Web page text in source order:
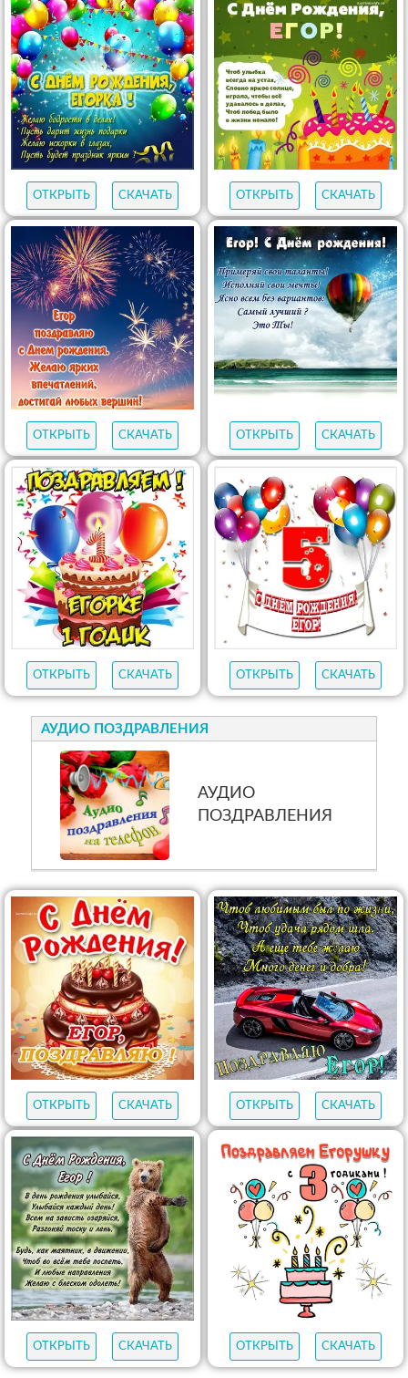
ОТКРЫТЬ СКАЧАТЬ ОТКРЫТЬ СКАЧАТЬ
ОТКРЫТЬ СКАЧАТЬ ОТКРЫТЬ СКАЧАТЬ
ОТКРЫТЬ СКАЧАТЬ ОТКРЫТЬ СКАЧАТЬ
АУДИО ПОЗДРАВЛЕНИЯ
АУДИО
ПОЗДРАВЛЕНИЯ
ОТКРЫТЬ СКАЧАТЬ ОТКРЫТЬ СКАЧАТЬ
ОТКРЫТЬ СКАЧАТЬ ОТКРЫТЬ СКАЧАТЬ